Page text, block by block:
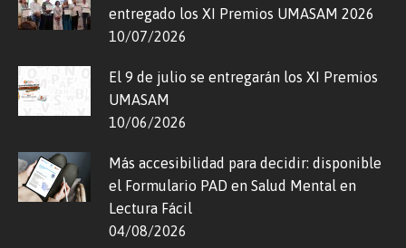
entregado los XI Premios UMASAM 2026
10/07/2026
El 9 de julio se entregarán los XI Premios
UMASAM
10/06/2026
Más accesibilidad para decidir: disponible
el Formulario PAD en Salud Mental en
Lectura Fácil
04/08/2026